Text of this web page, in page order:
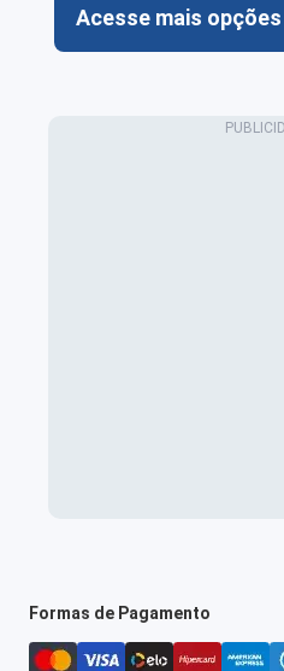
Acesse mais
Formas de Pagamento